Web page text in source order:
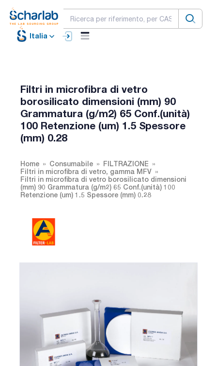
Italia
Filtri in microfibra di vetro
borosilicato dimensioni (mm) 90
Grammatura (g/m2) 65 Conf.(unità)
100 Retenzione (um) 1.5 Spessore
(mm) 0.28
Home Consumabile
FILTRAZIONE
Filtri in microfibra di vetro, gamma MFV
Filtri in microfibra di vetro borosilicato dimensioni
(mm) 90 Grammatura (g/m2) 65 Conf.(unità) 100
Retenzione (um) 1.5 Spessore (mm) 0.28